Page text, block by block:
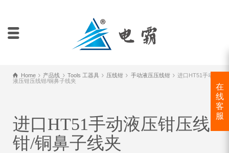
Home 产品线 Tools 工器具 压线钳 手动液压压线钳
进口HT51手动
液压钳压线钳/铜鼻子线夹
进口HT51手动液压钳压线
钳/铜鼻子线夹
在
线
客
服